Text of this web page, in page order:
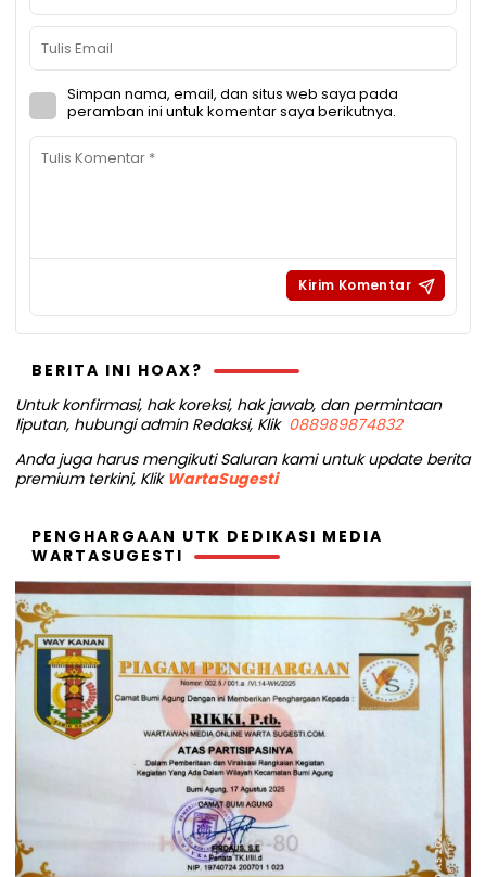
Simpan nama, email, dan situs web saya pada
peramban ini untuk komentar saya berikutnya.
BERITA INI HOAX?
Untuk konfirmasi, hak koreksi, hak jawab, dan permintaan
liputan, hubungi admin Redaksi, Klik 088989874832
Anda juga harus mengikuti Saluran kami untuk update berita
premium terkini, Klik WartaSugesti
PENGHARGAAN UTK DEDIKASI MEDIA
WARTASUGESTI